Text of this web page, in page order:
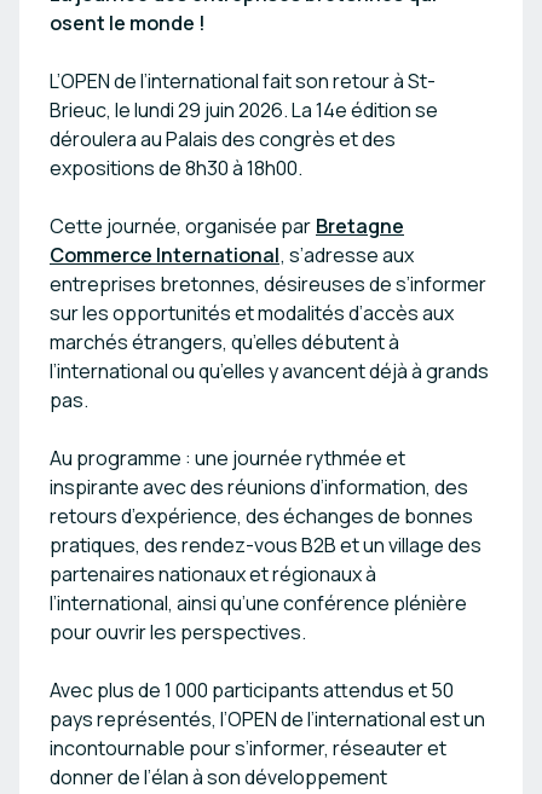
osent le monde !
L’OPEN de l’international fait son retour à St-
Brieuc, le lundi 29 juin 2026. La 14e édition se
déroulera au Palais des congrès et des
expositions de 8h30 à 18h00.
Cette journée, organisée par Bretagne
Commerce International, s’adresse aux
entreprises bretonnes, désireuses de s’informer
sur les opportunités et modalités d’accès aux
marchés étrangers, qu’elles débutent à
l’international ou qu’elles y avancent déjà à grands
pas.
Au programme : une journée rythmée et
inspirante avec des réunions d’information, des
retours d’expérience, des échanges de bonnes
pratiques, des rendez-vous B2B et un village des
partenaires nationaux et régionaux à
l’international, ainsi qu’une conférence plénière
pour ouvrir les perspectives.
Avec plus de 1 000 participants attendus et 50
pays représentés, l’OPEN de l’international est un
incontournable pour s’informer, réseauter et
donner de l’élan à son développement